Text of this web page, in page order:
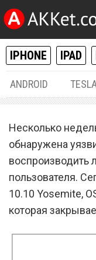
IPHONE IPAD
ANDROID
Apple
Несколько
обнаружена
воспроизводить
пользователя.
10.10 Yosemite,
которая